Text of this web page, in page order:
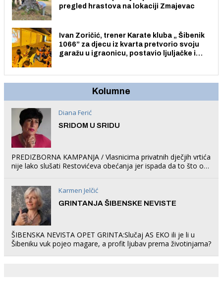
pregled hrastova na lokaciji Zmajevac
Ivan Zoričić, trener Karate kluba „ Šibenik
1066” za djecu iz kvarta pretvorio svoju
garažu u igraonicu, postavio ljuljačke i
Kolumne
Diana Ferić
SRIDOM U SRIDU
PREDIZBORNA KAMPANJA / Vlasnicima privatnih dječjih vrtića
nije lako slušati Restovićeva obećanja jer ispada da to što oni
Karmen Jelčić
GRINTANJA ŠIBENSKE NEVISTE
ŠIBENSKA NEVISTA OPET GRINTA:Slučaj AS EKO ili je li u
Šibeniku vuk pojeo magare, a profit ljubav prema životinjama?